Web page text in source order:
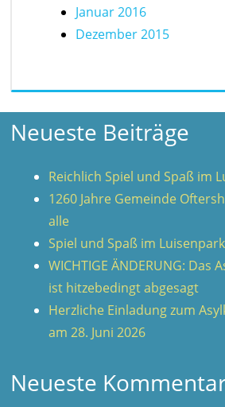
Januar 2016
Dezember 2015
Neueste Beiträge
Reichlich Spiel und Spaß im
1260 Jahre Gemeinde
alle
Spiel und Spaß im Luisenpark
WICHTIGE ÄNDERUNG: Das
ist hitzebedingt abgesagt
Herzliche Einladung zum
am 28. Juni 2026
Neueste